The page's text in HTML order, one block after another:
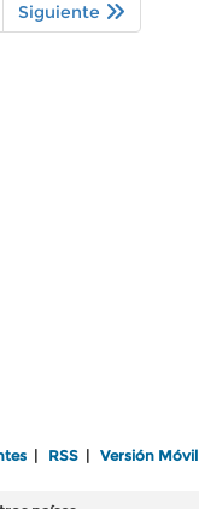
Siguiente
RSS Versión Móvil